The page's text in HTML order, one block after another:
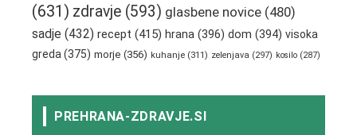
(631) zdravje (593) glasbene novice (480)
sadje (432) recept (415) hrana (396) dom (394) visoka
greda (375) morje (356) kuhanje (311) zelenjava (297) kosilo (287)